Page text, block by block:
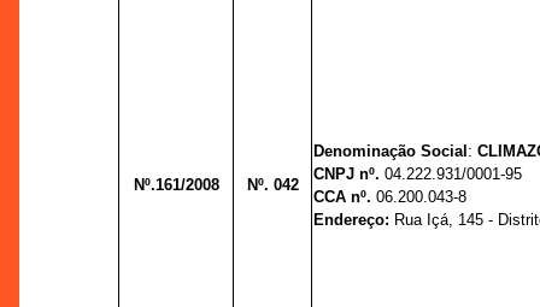
Nº.161/2008 Nº. 042
Denominação Social :
CNPJ nº. 04.222.931/0001-95
CCA nº. 06.200.043-8
Endereço: Rua Içá, 145 -